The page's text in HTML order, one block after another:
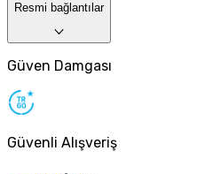
Resmi bağlantılar
Güven Damgası
Güvenli Alışveriş